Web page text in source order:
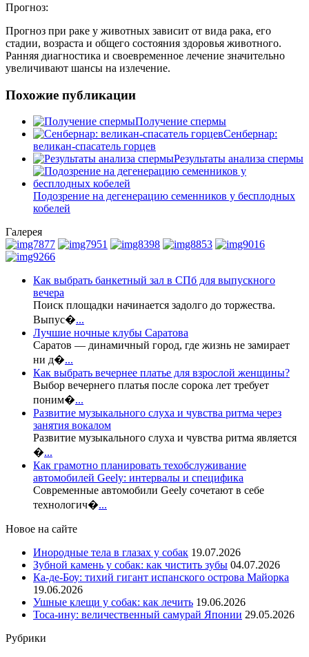
Прогноз:
Прогноз при раке у животных зависит от вида рака, его
стадии, возраста и общего состояния здоровья животного.
Ранняя диагностика и своевременное лечение значительно
увеличивают шансы на излечение.
Похожие публикации
Получение спермы
Сенбернар:
великан-спасатель горцев
Результаты анализа спермы
Подозрение на дегенерацию семенников у бесплодных
кобелей
Галерея
Как выбрать банкетный зал в СПб для выпускного
вечера
Поиск площадки начинается задолго до торжества.
Выпус�...
Лучшие ночные клубы Саратова
Саратов — динамичный город, где жизнь не замирает
ни д�...
Как выбрать вечернее платье для взрослой женщины?
Выбор вечернего платья после сорока лет требует
поним�...
Развитие музыкального слуха и чувства ритма через
занятия вокалом
Развитие музыкального слуха и чувства ритма является
�...
Как грамотно планировать техобслуживание
автомобилей Geely: интервалы и специфика
Современные автомобили Geely сочетают в себе
технологич�...
Новое на сайте
Инородные тела в глазах у собак 19.07.2026
Зубной камень у собак: как чистить зубы 04.07.2026
Ка-де-Боу: тихий гигант испанского острова Майорка
19.06.2026
Ушные клещи у собак: как лечить 19.06.2026
Тоса-ину: величественный самурай Японии 29.05.2026
Рубрики